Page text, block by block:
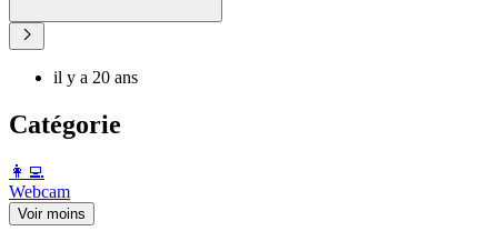
il y a 20 ans
Catégorie
️👩‍💻️
Webcam
Voir moins